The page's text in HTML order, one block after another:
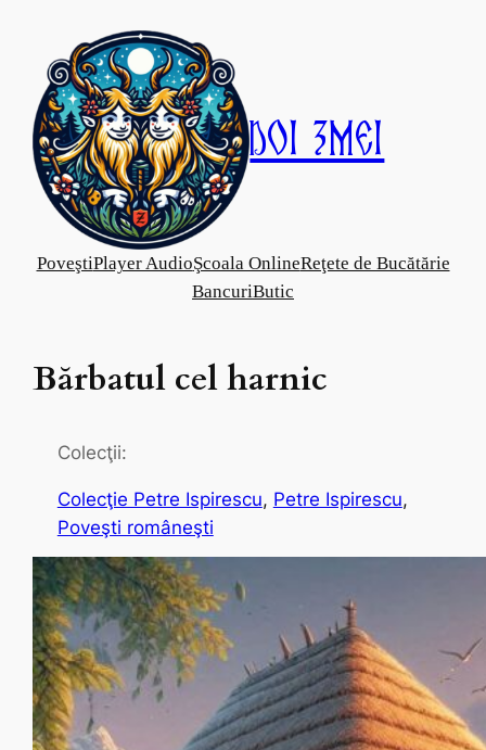
content
Doi Zmei
PoveştiPlayer AudioŞcoala OnlineReţete de Bucătărie
BancuriButic
Bărbatul cel harnic
Colecţii:
Colecţie Petre Ispirescu, Petre Ispirescu
Poveşti româneşti